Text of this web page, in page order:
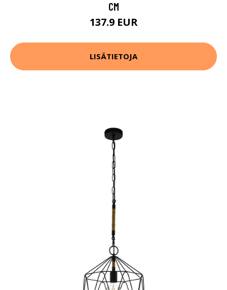
CM
137.9 EUR
LISÄTIETOJA